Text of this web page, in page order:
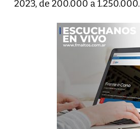
2023, de 200.000 a 1.250.000.